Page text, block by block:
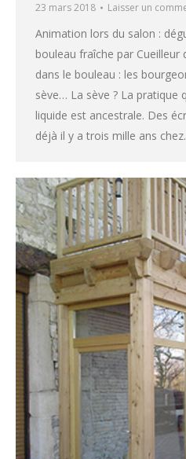
23 mars 2018
Laisser un
Animation lors du salon :
bouleau fraîche par
dans le bouleau : les
sève… La sève ? La pratique
liquide est ancestrale. Des
déjà il y a trois mille ans